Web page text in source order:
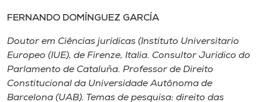
FERNANDO DOMÍNGUEZ GARCÍA
Doutor em Ciências jurídicas (Instituto Universitario
Europeo (IUE), de Firenze, Italia. Consultor Juridico do
Parlamento de Cataluña. Professor de Direito
Constitucional da Universidade Autônoma de
Barcelona (UAB). Temas de pesquisa: direito das